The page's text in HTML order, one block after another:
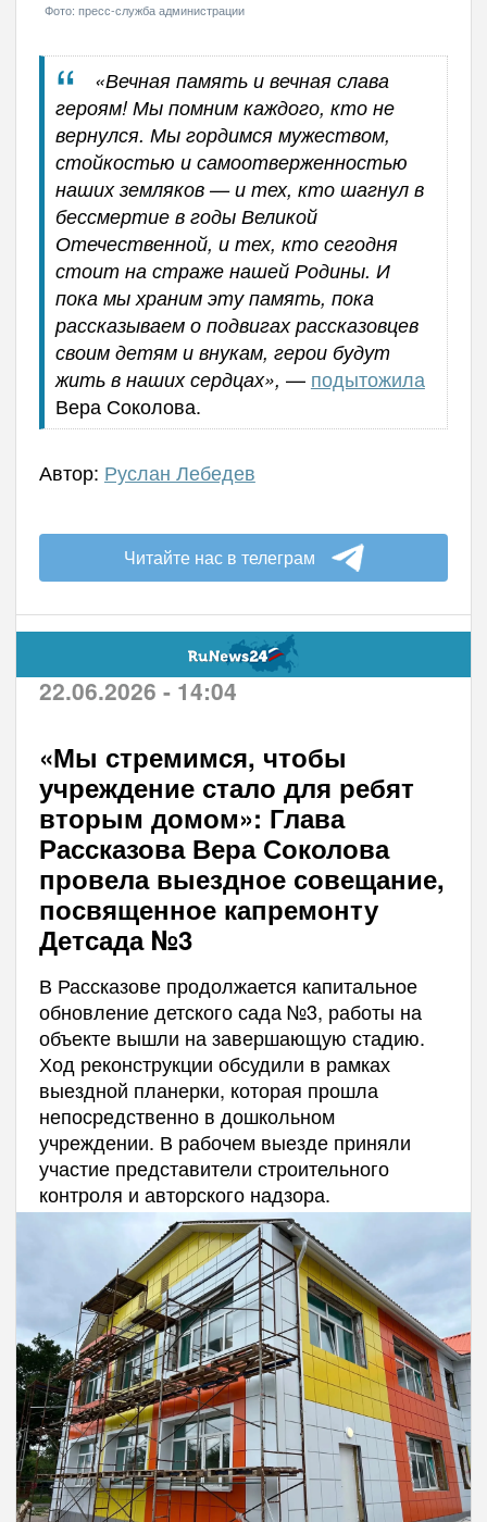
Фото: пресс-служба администрации
«Вечная память и вечная слава
героям! Мы помним каждого, кто не
вернулся. Мы гордимся мужеством,
стойкостью и самоотверженностью
наших земляков — и тех, кто шагнул в
бессмертие в годы Великой
Отечественной, и тех, кто сегодня
стоит на страже нашей Родины. И
пока мы храним эту память, пока
рассказываем о подвигах рассказовцев
своим детям и внукам, герои будут
жить в наших сердцах», — подытожила
Вера Соколова.
Автор: Руслан Лебедев
Читайте нас в телеграм
22.06.2026 - 14:04
«Мы стремимся, чтобы
учреждение стало для ребят
вторым домом»: Глава
Рассказова Вера Соколова
провела выездное совещание,
посвященное капремонту
Детсада №3
В Рассказове продолжается капитальное
обновление детского сада №3, работы на
объекте вышли на завершающую стадию.
Ход реконструкции обсудили в рамках
выездной планерки, которая прошла
непосредственно в дошкольном
учреждении. В рабочем выезде приняли
участие представители строительного
контроля и авторского надзора.